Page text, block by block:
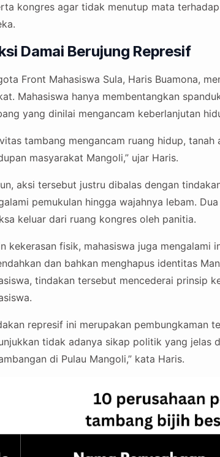
kongres agar tidak menutup mata
Damai Berujung Represif
Front Mahasiswa Sula, Haris Buamona,
Mahasiswa hanya membentangkan
yang dinilai mengancam keberlanjutan
tambang mengancam ruang hidup,
masyarakat Mangoli,” ujar Haris.
aksi tersebut justru dibalas dengan
pemukulan hingga wajahnya lebam.
keluar dari ruang kongres oleh panitia.
kekerasan fisik, mahasiswa juga mengalami
dan bahkan menghapus identitas
tindakan tersebut mencederai prinsip
represif ini merupakan pembungkaman
tidak adanya sikap politik yang jelas
di Pulau Mangoli,” kata Haris.